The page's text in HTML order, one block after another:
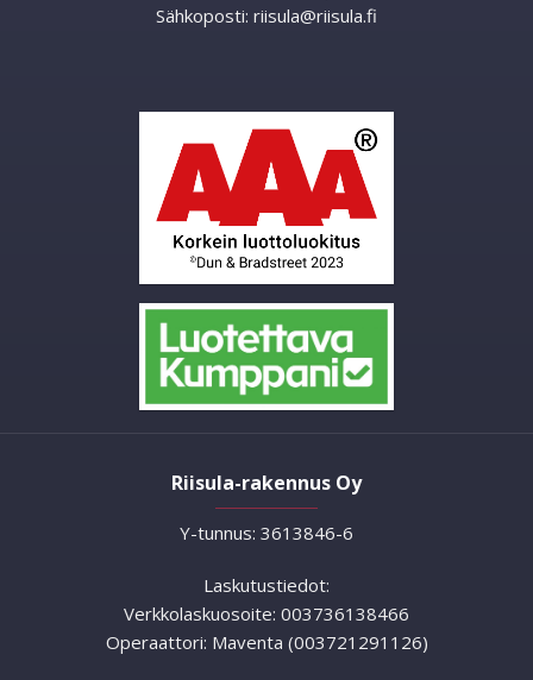
Sähkoposti: riisula@riisula.fi
Riisula-rakennus Oy
Y-tunnus: 3613846-6
Laskutustiedot:
Verkkolaskuosoite: 003736138466
Operaattori: Maventa (003721291126)